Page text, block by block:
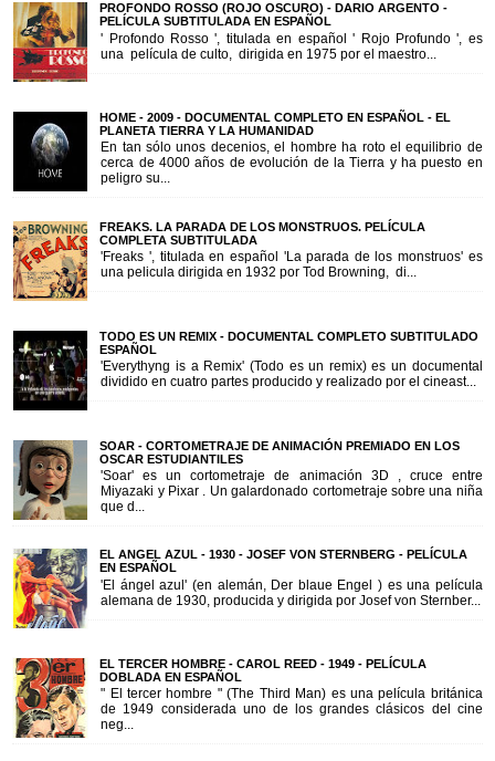
PROFONDO ROSSO (ROJO OSCURO) - DARIO ARGENTO -
PELÍCULA SUBTITULADA EN ESPAÑOL
' Profondo Rosso ', titulada en español ' Rojo Profundo ', es
una película de culto, dirigida en 1975 por el maestro...
HOME - 2009 - DOCUMENTAL COMPLETO EN ESPAÑOL - EL
PLANETA TIERRA Y LA HUMANIDAD
En tan sólo unos decenios, el hombre ha roto el equilibrio de
cerca de 4000 años de evolución de la Tierra y ha puesto en
peligro su...
FREAKS. LA PARADA DE LOS MONSTRUOS. PELÍCULA
COMPLETA SUBTITULADA
'Freaks ', titulada en español 'La parada de los monstruos' es
una pelicula dirigida en 1932 por Tod Browning, di...
TODO ES UN REMIX - DOCUMENTAL COMPLETO SUBTITULADO
ESPAÑOL
'Everythyng is a Remix' (Todo es un remix) es un documental
dividido en cuatro partes producido y realizado por el cineast...
SOAR - CORTOMETRAJE DE ANIMACIÓN PREMIADO EN LOS
OSCAR ESTUDIANTILES
'Soar' es un cortometraje de animación 3D , cruce entre
Miyazaki y Pixar . Un galardonado cortometraje sobre una niña
que d...
EL ANGEL AZUL - 1930 - JOSEF VON STERNBERG - PELÍCULA
EN ESPAÑOL
'El ángel azul' (en alemán, Der blaue Engel ) es una película
alemana de 1930, producida y dirigida por Josef von Sternber...
EL TERCER HOMBRE - CAROL REED - 1949 - PELÍCULA
DOBLADA EN ESPAÑOL
" El tercer hombre " (The Third Man) es una película británica
de 1949 considerada uno de los grandes clásicos del cine
neg...